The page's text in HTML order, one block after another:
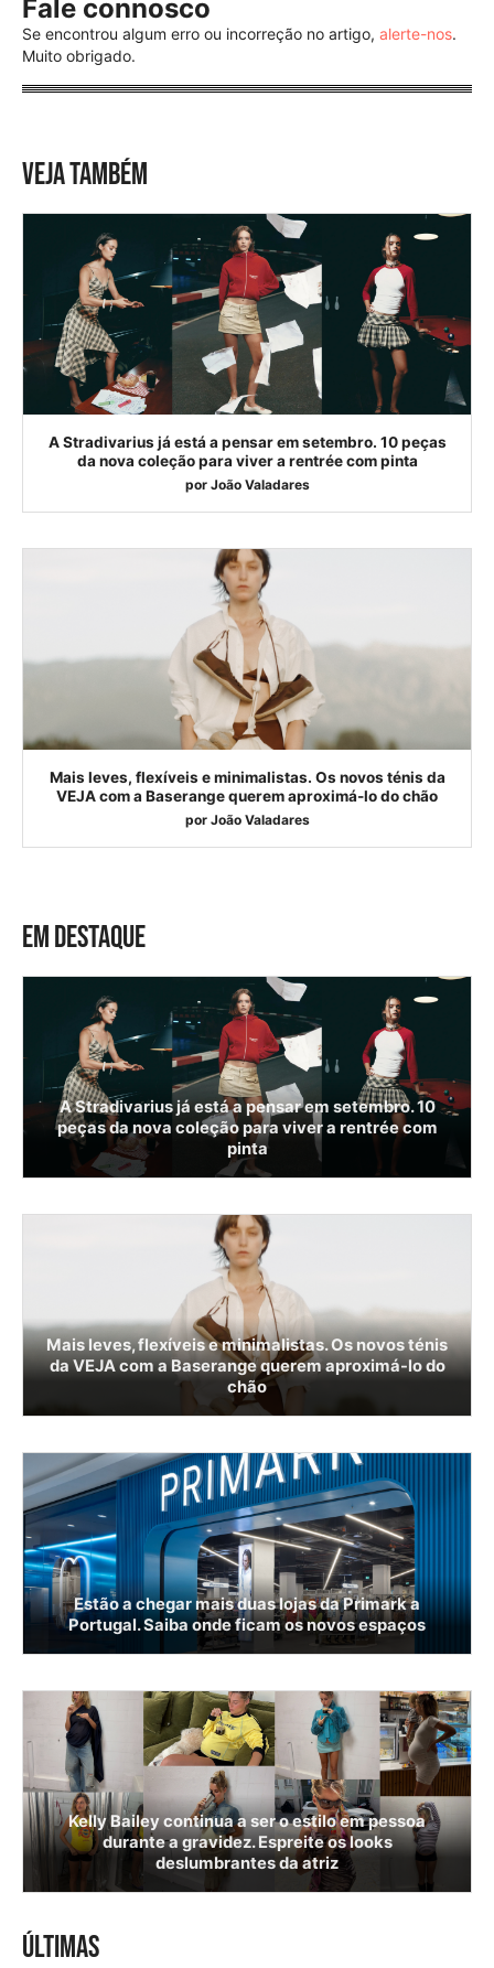
Fale connosco
Se encontrou algum erro ou incorreção no artigo, alerte-nos.
Muito obrigado.
VEJA TAMBÉM
A Stradivarius já está a pensar em setembro. 10 peças
da nova coleção para viver a rentrée com pinta
por João Valadares
Mais leves, flexíveis e minimalistas. Os novos ténis da
VEJA com a Baserange querem aproximá-lo do chão
por João Valadares
EM DESTAQUE
A Stradivarius já está a pensar em setembro. 10
peças da nova coleção para viver a rentrée com
pinta
Mais leves, flexíveis e minimalistas. Os novos ténis
da VEJA com a Baserange querem aproximá-lo do
chão
Estão a chegar mais duas lojas da Primark a
Portugal. Saiba onde ficam os novos espaços
Kelly Bailey continua a ser o estilo em pessoa
durante a gravidez. Espreite os looks
deslumbrantes da atriz
ÚLTIMAS